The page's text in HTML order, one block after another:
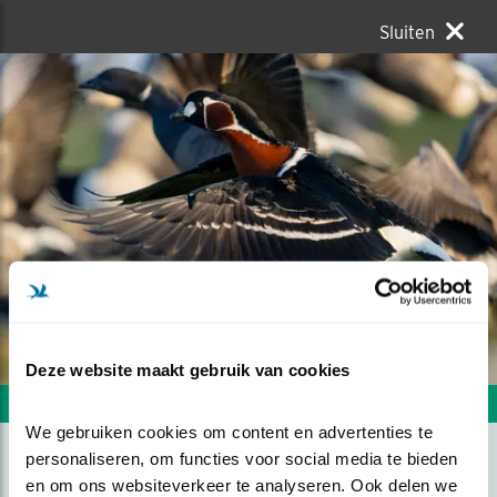
Deze website maakt gebruik van cookies
We gebruiken cookies om content en advertenties te
personaliseren, om functies voor social media te bieden
en om ons websiteverkeer te analyseren. Ook delen we
Sluiten